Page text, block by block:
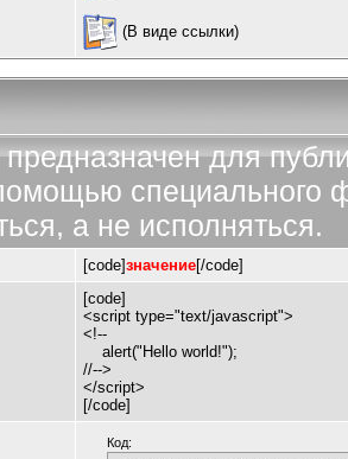
(В виде ссылки)
предназначен для
специального
а не исполняться.
[code]значение[/code]
[code]
<script type="text/javascript">
<!--
alert("Hello world!");
//-->
</script>
[/code]
Код: